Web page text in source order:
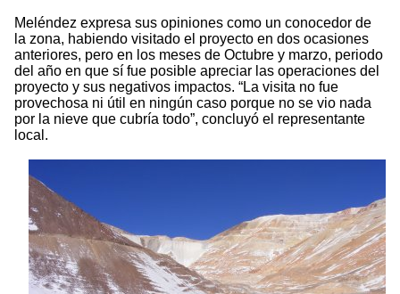
Meléndez expresa sus opiniones como un conocedor de
la zona, habiendo visitado el proyecto en dos ocasiones
anteriores, pero en los meses de Octubre y marzo, periodo
del año en que sí fue posible apreciar las operaciones del
proyecto y sus negativos impactos. “La visita no fue
provechosa ni útil en ningún caso porque no se vio nada
por la nieve que cubría todo”, concluyó el representante
local.